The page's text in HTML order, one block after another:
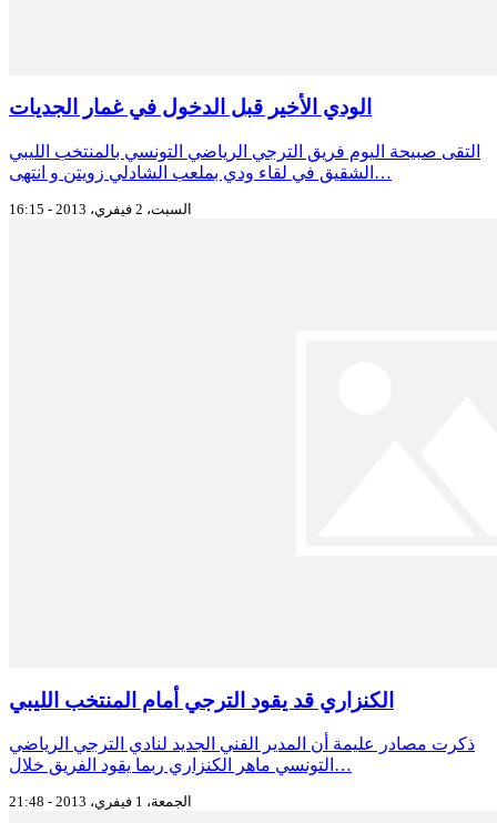
الودي الأخير قبل الدخول في غمار الجديات
التقى صبيحة اليوم فريق الترجي الرياضي التونسي بالمنتخب الليبي
الشقيق في لقاء ودي بملعب الشادلي زويتن و انتهى…
السبت، 2 فيفري، 2013 - 16:15
الكنزاري قد يقود الترجي أمام المنتخب الليبي
ذكرت مصادر عليمة أن المدير الفني الجديد لنادي الترجي الرياضي
التونسي ماهر الكنزاري ربما يقود الفريق خلال…
الجمعة، 1 فيفري، 2013 - 21:48